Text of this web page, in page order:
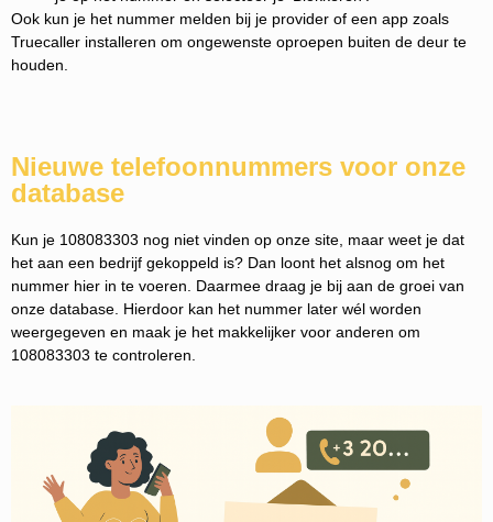
Ook kun je het nummer melden bij je provider of een app zoals
Truecaller installeren om ongewenste oproepen buiten de deur te
houden.
Nieuwe telefoonnummers voor onze
database
Kun je 108083303 nog niet vinden op onze site, maar weet je dat
het aan een bedrijf gekoppeld is? Dan loont het alsnog om het
nummer hier in te voeren. Daarmee draag je bij aan de groei van
onze database. Hierdoor kan het nummer later wél worden
weergegeven en maak je het makkelijker voor anderen om
108083303 te controleren.